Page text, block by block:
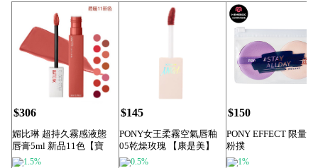
$306
媚比琳 超持久霧感液態
唇膏5ml 新品11色【寶
雅】1.5%
$145
PONY女王柔霧空氣唇釉
05乾燥玫瑰 【康是美】
0.5%
$150
PONY EFFECT 限量氣
粉撲
1%